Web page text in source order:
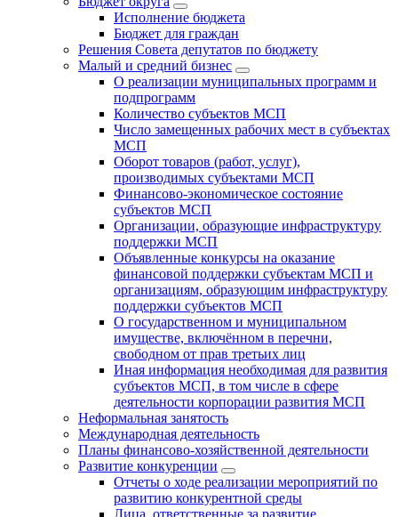
Исполнение бюджета
Бюджет для граждан
Решения Совета депутатов по бюджету
Малый и средний бизнес
О реализации муниципальных программ и
подпрограмм
Количество субъектов МСП
Число замещенных рабочих мест в субъектах
МСП
Оборот товаров (работ, услуг),
производимых субъектами МСП
Финансово-экономическое состояние
субъектов МСП
Организации, образующие инфраструктуру
поддержки МСП
Объявленные конкурсы на оказание
финансовой поддержки субъектам МСП и
организациям, образующим инфраструктуру
поддержки субъектов МСП
О государственном и муниципальном
имуществе, включённом в перечни,
свободном от прав третьих лиц
Иная информация необходимая для развития
субъектов МСП, в том числе в сфере
деятельности корпорации развития МСП
Неформальная занятость
Международная деятельность
Планы финансово-хозяйственной деятельности
Развитие конкуренции
Отчеты о ходе реализации мероприятий по
развитию конкурентной среды